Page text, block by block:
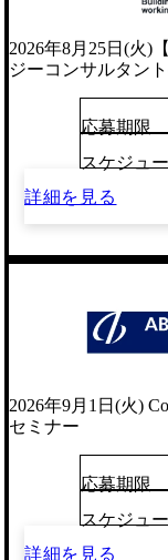
2026年8月25日(火)
ジーコンサルタン
応募期限
スケジュ
詳細を見る
2026年9月1日(火)
セミナー
応募期限
スケジュ
詳細を見る